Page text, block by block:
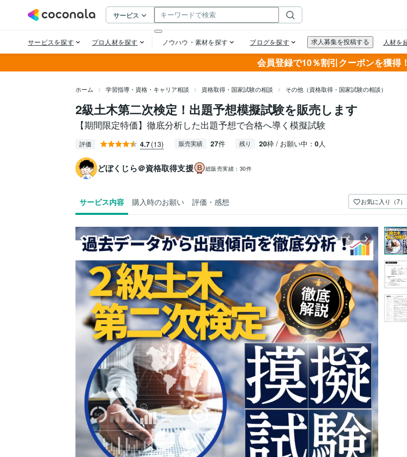
会員登録で10％割引クーポンを獲得！
ホーム 学習指導・資格・キャリア相談 資格取得・国家試験の相談 その他（資格取得・国家試験の相談）
2級土木第二次検定！出題予想模擬試験を販売します
【期間限定特価】徹底分析した出題予想で合格へ導く模擬試験
評価 4.7(13) 販売実績 27件 残り 20枠 / お願い中： 0人
どぼくじら＠資格取得支援 総販売実績： 30件
サービス内容 購入時のお願い 評価・感想 お気に入り（7）